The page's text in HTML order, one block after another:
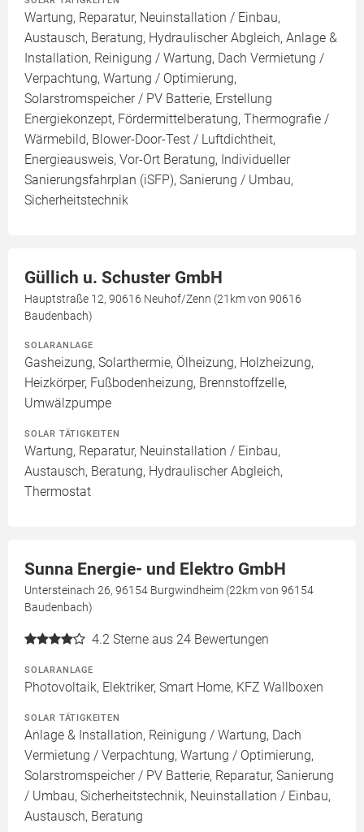
Wartung, Reparatur, Neuinstallation / Einbau,
Austausch, Beratung, Hydraulischer Abgleich, Anlage &
Installation, Reinigung / Wartung, Dach Vermietung /
Verpachtung, Wartung / Optimierung,
Solarstromspeicher / PV Batterie, Erstellung
Energiekonzept, Fördermittelberatung, Thermografie /
Wärmebild, Blower-Door-Test / Luftdichtheit,
Energieausweis, Vor-Ort Beratung, Individueller
Sanierungsfahrplan (iSFP), Sanierung / Umbau,
Sicherheitstechnik
Güllich u. Schuster GmbH
Hauptstraße 12, 90616 Neuhof/Zenn (21km von 90616
Baudenbach)
SOLARANLAGE
Gasheizung, Solarthermie, Ölheizung, Holzheizung,
Heizkörper, Fußbodenheizung, Brennstoffzelle,
Umwälzpumpe
SOLAR TÄTIGKEITEN
Wartung, Reparatur, Neuinstallation / Einbau,
Austausch, Beratung, Hydraulischer Abgleich,
Thermostat
Sunna Energie- und Elektro GmbH
Untersteinach 26, 96154 Burgwindheim (22km von 96154
Baudenbach)
4.2 Sterne aus 24 Bewertungen
SOLARANLAGE
Photovoltaik, Elektriker, Smart Home, KFZ Wallboxen
SOLAR TÄTIGKEITEN
Anlage & Installation, Reinigung / Wartung, Dach
Vermietung / Verpachtung, Wartung / Optimierung,
Solarstromspeicher / PV Batterie, Reparatur, Sanierung
/ Umbau, Sicherheitstechnik, Neuinstallation / Einbau,
Austausch, Beratung